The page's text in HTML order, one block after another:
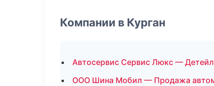
Компании в Курган
Автосервис Сервис Люкс —
ООО Шина Мобил — Продажа